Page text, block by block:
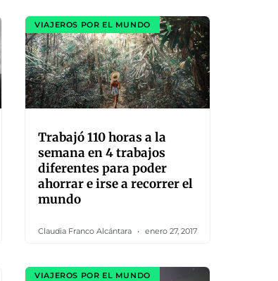
VIAJEROS POR EL MUNDO
Trabajó 110 horas a la
semana en 4 trabajos
diferentes para poder
ahorrar e irse a recorrer el
mundo
Claudia Franco Alcántara enero 27, 2017
VIAJEROS POR EL MUNDO